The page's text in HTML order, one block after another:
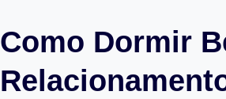
Como Dormir